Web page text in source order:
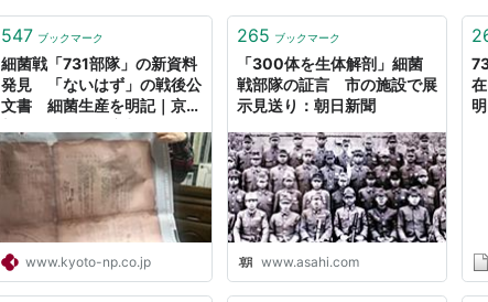
547 ブックマーク
細菌戦「731部隊」の新資料
発見 「ないはず」の戦後公
文書 細菌生産を明記｜京都
ニュースサイト
www.kyoto-np.co.jp
265 ブックマーク
「300体を生体解剖」細菌
戦部隊の証言 市の施設で展
示見送り：朝日新聞
www.asahi.com